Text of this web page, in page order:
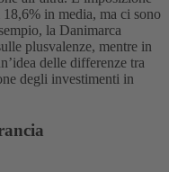
in media, ma ci sono
la Danimarca
plusvalenze, mentre in
delle differenze tra
degli investimenti in